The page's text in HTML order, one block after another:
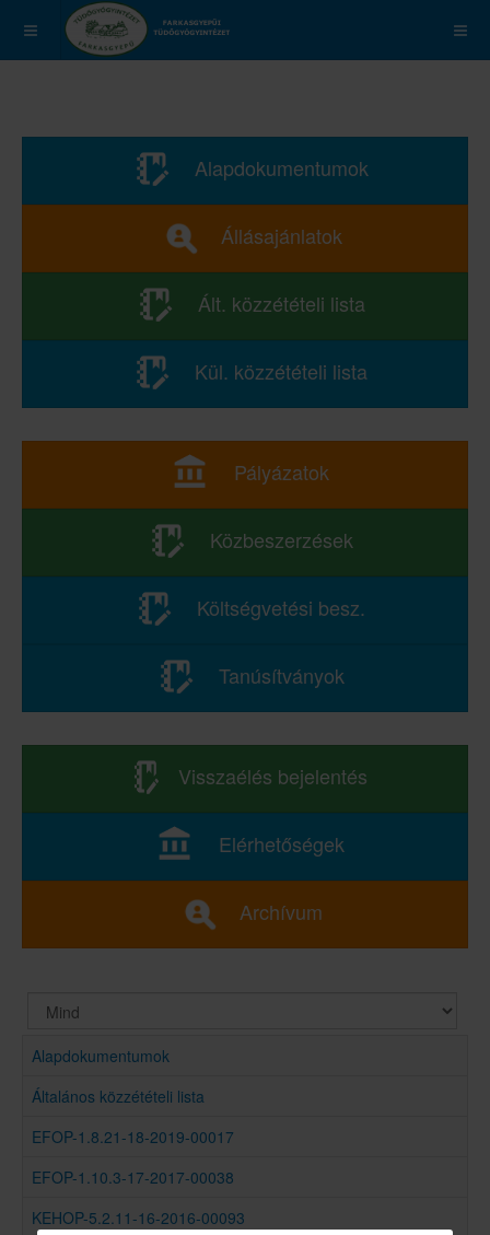
Alapdokumentumok
Állásajánlatok
Ált. közzétételi lista
Kül. közzétételi lista
Pályázatok
Közbeszerzések
Költségvetési besz.
Tanúsítványok
Visszaélés bejelentés
Elérhetőségek
Archívum
Tételek
Alapdokumentumok
Általános közzétételi lista
EFOP-1.8.21-18-2019-00017
EFOP-1.10.3-17-2017-00038
KEHOP-5.2.11-16-2016-00093